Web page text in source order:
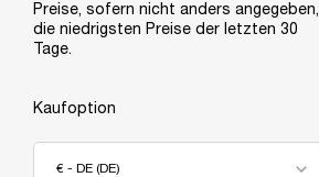
Preise, sofern nicht anders angegeben,
die niedrigsten Preise der letzten 30
Tage.
Kaufoption
€ - DE (DE)